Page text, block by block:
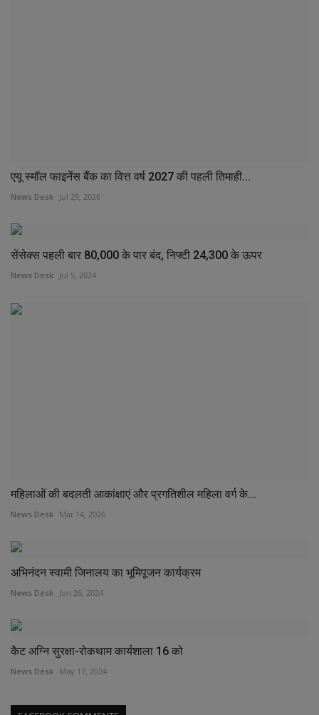
एयू स्मॉल फाइनेंस बैंक का वित्त वर्ष 2027 की पहली तिमाही...
News Desk Jul 25, 2026
सेंसेक्स पहली बार 80,000 के पार बंद, निफ्टी 24,300 के ऊपर
News Desk Jul 5, 2024
महिलाओं की बदलती आकांक्षाएं और प्रगतिशील महिला वर्ग के...
News Desk Mar 14, 2026
अभिनंदन स्वामी जिनालय का भूमिपूजन कार्यक्रम
News Desk Jun 26, 2024
कैट अग्नि सुरक्षा-रोकथाम कार्यशाला 16 को
News Desk May 17, 2024